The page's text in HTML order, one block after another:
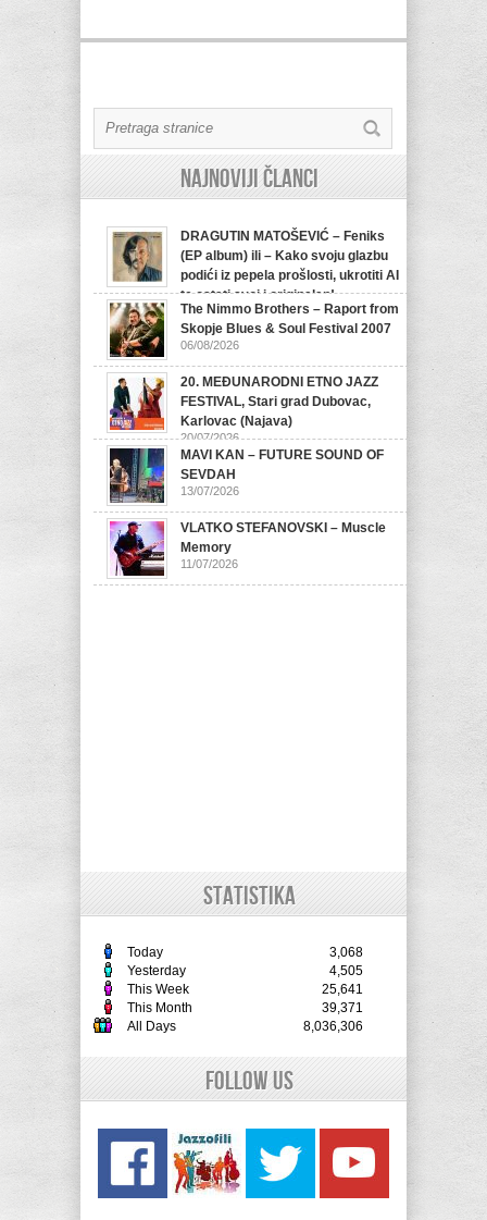
Najnoviji članci
DRAGUTIN MATOŠEVIĆ – Feniks
(EP album) ili – Kako svoju glazbu
podići iz pepela prošlosti, ukrotiti AI
te ostati svoj i originalan!
07/08/2026
The Nimmo Brothers – Raport from
Skopje Blues & Soul Festival 2007
06/08/2026
20. MEĐUNARODNI ETNO JAZZ
FESTIVAL, Stari grad Dubovac,
Karlovac (Najava)
20/07/2026
MAVI KAN – FUTURE SOUND OF
SEVDAH
13/07/2026
VLATKO STEFANOVSKI – Muscle
Memory
11/07/2026
STATISTIKA
Today
3,068
Yesterday
4,505
This Week
25,641
This Month
39,371
All Days
8,036,306
Follow Us